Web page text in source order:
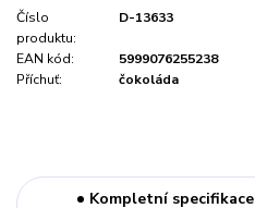
Číslo
produktu:
D-13633
EAN kód:
5999076255238
Příchuť:
čokoláda
Kompletní specifikace